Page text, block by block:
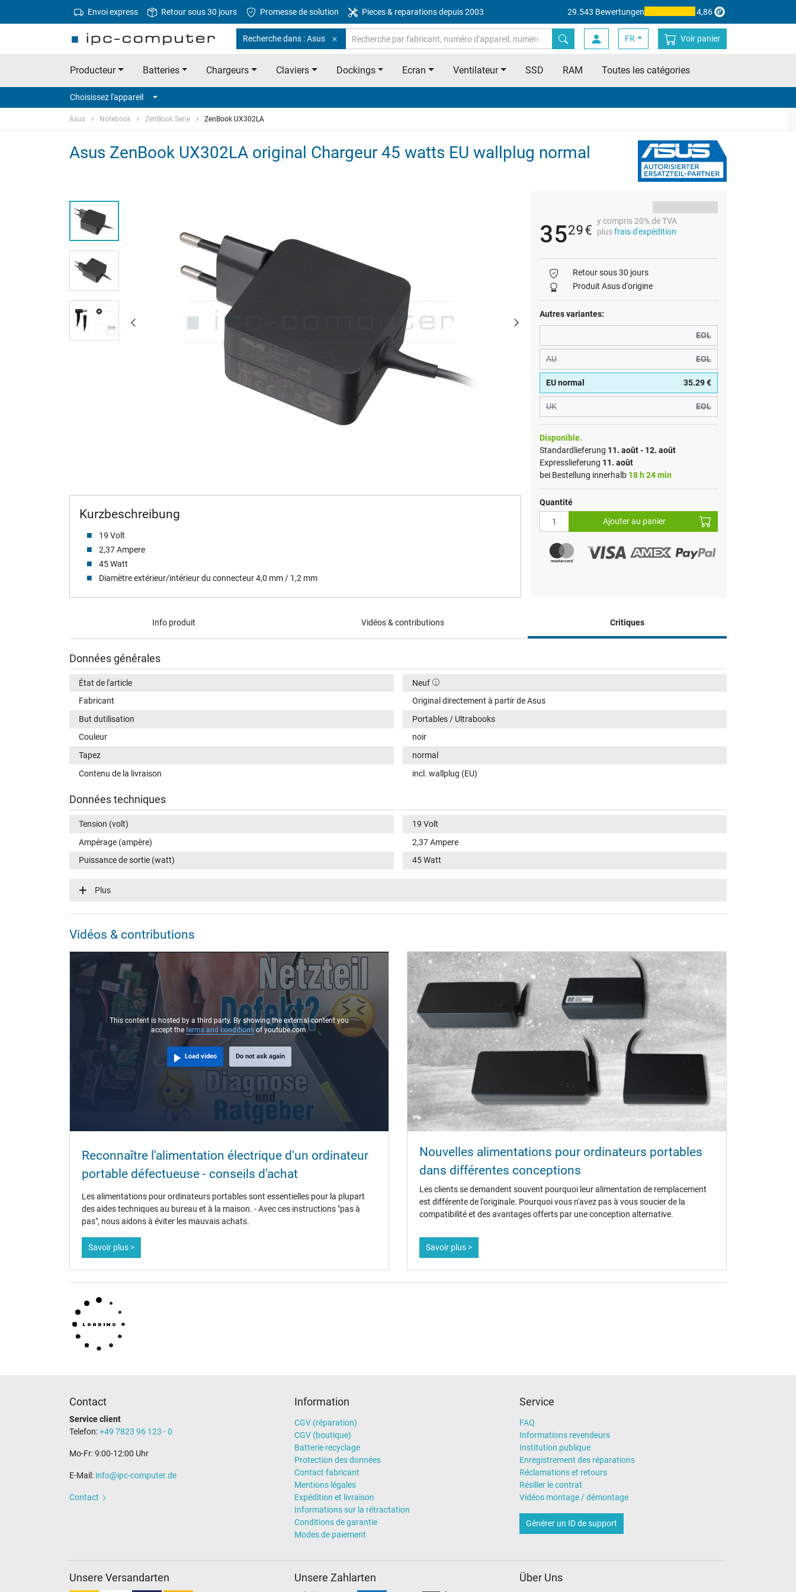
Envoi express Retour sous 30 jours Promesse de solution Pieces & reparations depuis 2003 29.543 Bewertungen 4,86
Recherche dans : Asus FR Voir panier
Producteur Batteries Chargeurs Claviers Dockings Ecran Ventilateur SSD RAM Toutes les catégories
Choisissez l'appareil
Asus Notebook ZenBook Serie ZenBook UX302LA
Asus ZenBook UX302LA original Chargeur 45 watts EU wallplug normal
Kurzbeschreibung
19 Volt
2,37 Ampere
45 Watt
Diamètre extérieur/intérieur du connecteur 4,0 mm / 1,2 mm
3529€ y compris 20% de TVA
plusfrais d'expédition
Retour sous 30 jours
Produit Asus d'origine
Autres variantes:
EOL
AU EOL
EU normal 35.29 €
UK EOL
Disponible.
Standardlieferung 11. août - 12. août
Expresslieferung 11. août
bei Bestellung innerhalb 18 h 24 min
Quantité
Ajouter au panier
Info produit Vidéos & contributions Critiques
Données générales
État de l'article
Neuf
Fabricant
Original directement à partir de Asus
But dutilisation
Portables / Ultrabooks
Couleur
noir
Tapez
normal
Contenu de la livraison
incl. wallplug (EU)
Données techniques
Tension (volt)
19 Volt
Ampérage (ampère)
2,37 Ampere
Puissance de sortie (watt)
45 Watt
Efficience énergétique
Longueur de la fiche (mm)
9,8 mm
Diamètre extérieur/intérieur du connecteur
4,0 mm / 1,2 mm
Broche dans la fiche
Non
Longueur du câble de connexion (m) (env.)
2.00 m
Mesures
Longueur / Largeur / Hauteur 54 mm / 29 mm / 54 mm
oui
Service de Contrôle Technique
Catégorisation
Catégorie
Chargeur
Utilisation
Ordinateur portatif
Plus
Vidéos & contributions
This content is hosted by a third party. By showing the external content you
accept the terms and conditionsof youtube.com.
Load video Do not ask again
Reconnaître l'alimentation électrique d'un ordinateur
portable défectueuse - conseils d'achat
Les alimentations pour ordinateurs portables sont essentielles pour la plupart
des aides techniques au bureau et à la maison. - Avec ces instructions "pas à
pas", nous aidons à éviter les mauvais achats.
Savoir plus >
Nouvelles alimentations pour ordinateurs portables
dans différentes conceptions
Les clients se demandent souvent pourquoi leur alimentation de remplacement
est différente de l'originale. Pourquoi vous n'avez pas à vous soucier de la
compatibilité et des avantages offerts par une conception alternative.
Savoir plus >
Contact
Service client
Telefon:+49 7823 96 123 - 0
Mo-Fr: 9:00-12:00 Uhr
E-Mail: info@ipc-computer.de
Contact
Information
CGV (réparation)
CGV (boutique)
Batterie recyclage
Protection des données
Contact fabricant
Mentions légales
Expédition et livraison
Informations sur la rétractation
Conditions de garantie
Modes de paiement
Service
FAQ
Informations revendeurs
Institution publique
Enregistrement des réparations
Réclamations et retours
Résilier le contrat
Vidéos montage / démontage
Générer un ID de support
Über Uns
Unsere Versandarten Unsere Zahlarten